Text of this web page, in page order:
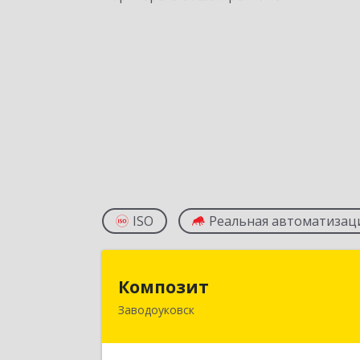
ISO Реальная
Композит
Заводоуковск